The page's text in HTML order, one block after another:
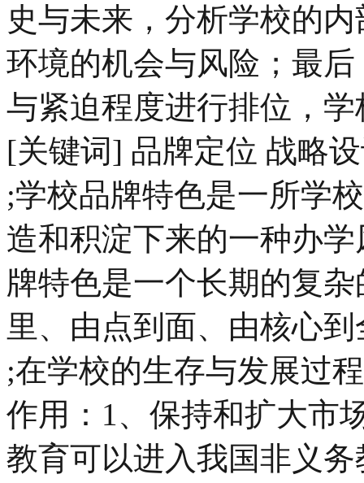
史与未来，分析学校的
环境的机会与风险；最
与紧迫程度进行排位，
[关键词] 品牌定位 战略
;学校品牌特色是一所学
造和积淀下来的一种办
牌特色是一个长期的复
里、由点到面、由核心
;在学校的生存与发展过
作用：1、保持和扩大市
教育可以进入我国非义